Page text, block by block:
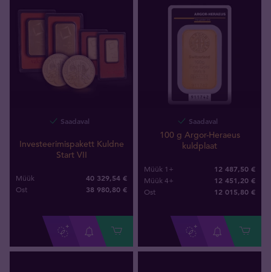
Saadaval
Investeerimispakett Kuldne
Start VII
Müük 40 329,54 €
Ost 38 980,80 €
Saadaval
100 g Argor-Heraeus
kuldplaat
Müük 1+ 12 487,50 €
Müük 4+ 12 451,20 €
Ost 12 015,80 €